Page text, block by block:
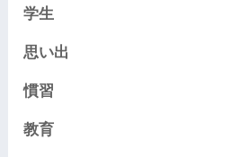
学生
思い出
慣習
教育